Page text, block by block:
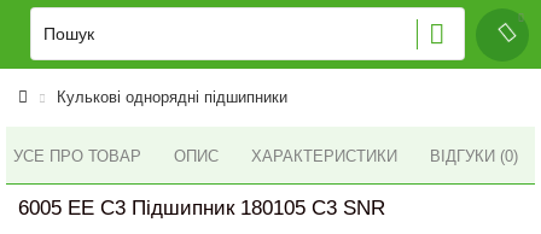
Кулькові однорядні підшипники
УСЕ ПРО ТОВАР ОПИС ХАРАКТЕРИСТИКИ ВІДГУКИ (0)
6005 EE C3 Підшипник 180105 C3 SNR